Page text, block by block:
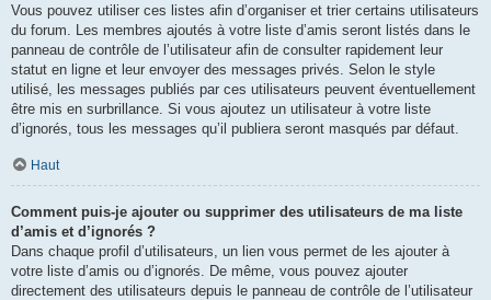
Vous pouvez utiliser ces listes afin d’organiser et trier certains utilisateurs
du forum. Les membres ajoutés à votre liste d’amis seront listés dans le
panneau de contrôle de l’utilisateur afin de consulter rapidement leur
statut en ligne et leur envoyer des messages privés. Selon le style
utilisé, les messages publiés par ces utilisateurs peuvent éventuellement
être mis en surbrillance. Si vous ajoutez un utilisateur à votre liste
d’ignorés, tous les messages qu’il publiera seront masqués par défaut.
Haut
Comment puis-je ajouter ou supprimer des utilisateurs de ma liste
d’amis et d’ignorés ?
Dans chaque profil d’utilisateurs, un lien vous permet de les ajouter à
votre liste d’amis ou d’ignorés. De même, vous pouvez ajouter
directement des utilisateurs depuis le panneau de contrôle de l’utilisateur